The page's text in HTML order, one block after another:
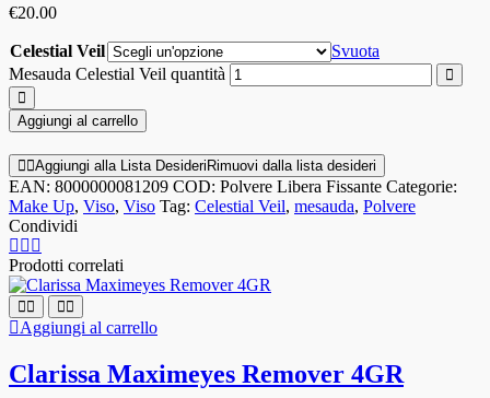
€20.00
Celestial Veil
Svuota
Mesauda Celestial Veil quantità
Aggiungi al carrello
Aggiungi alla Lista Desideri Rimuovi dalla lista desideri
EAN: 8000000081209 COD: Polvere Libera Fissante Categorie:
Make Up, Viso, Viso Tag: Celestial Veil, mesauda, Polvere
Condividi
Prodotti correlati
Aggiungi al carrello
Clarissa Maximeyes Remover 4GR